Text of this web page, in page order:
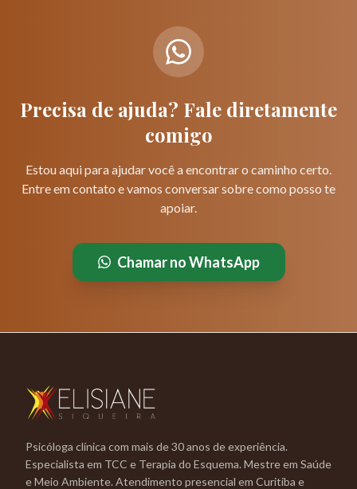
Precisa de ajuda? Fale diretamente
comigo
Estou aqui para ajudar você a encontrar o caminho certo.
Entre em contato e vamos conversar sobre como posso te
apoiar.
Chamar no WhatsApp
Psicóloga clínica com mais de 30 anos de experiência.
Especialista em TCC e Terapia do Esquema. Mestre em Saúde
e Meio Ambiente. Atendimento presencial em Curitiba e